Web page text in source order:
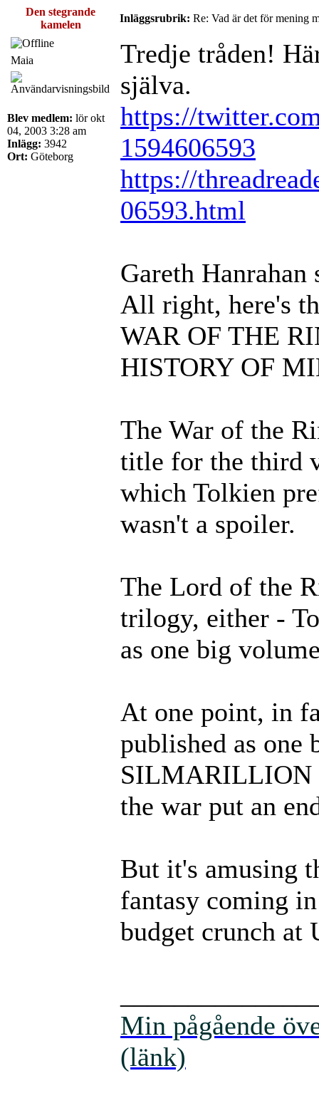
Den stegrande
kamelen
Inläggsrubrik: Re: Vad är det för mening
Maia
Blev medlem: lör okt
04, 2003 3:28 am
Inlägg: 3942
Ort: Göteborg
Tredje tråden!
själva.
https://
1594606593
https://
06593.html
Gareth Hanrahan
All right, here's
WAR OF THE
HISTORY OF
The War of the
title for the third
which Tolkien
wasn't a spoiler.
The Lord of the
trilogy, either -
as one big
At one point, in
published as
SILMARILLION
the war put an
But it's amusing
fantasy coming
budget crunch at
Min pågående
(länk)